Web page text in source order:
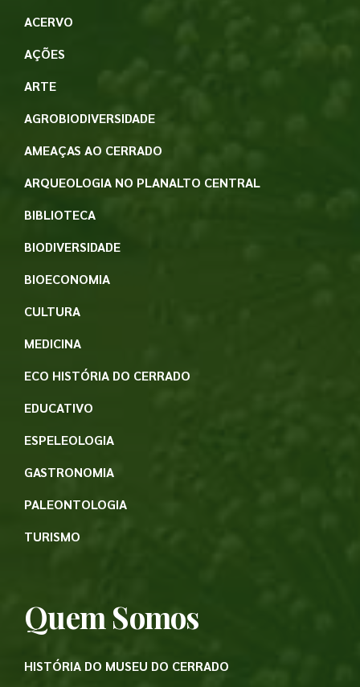
ACERVO
AÇÕES
ARTE
AGROBIODIVERSIDADE
AMEAÇAS AO CERRADO
ARQUEOLOGIA NO PLANALTO CENTRAL
BIBLIOTECA
BIODIVERSIDADE
BIOECONOMIA
CULTURA
MEDICINA
ECO HISTÓRIA DO CERRADO
EDUCATIVO
ESPELEOLOGIA
GASTRONOMIA
PALEONTOLOGIA
TURISMO
Quem Somos
HISTÓRIA DO MUSEU DO CERRADO